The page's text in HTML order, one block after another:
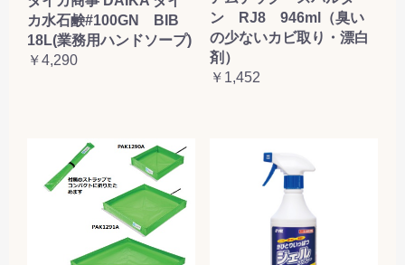
カ水石鹸#100GN BIB
18L(業務用ハンドソープ)
￥4,290
ン RJ8 946ml（臭い
の少ないカビ取り・漂白
剤）
￥1,452